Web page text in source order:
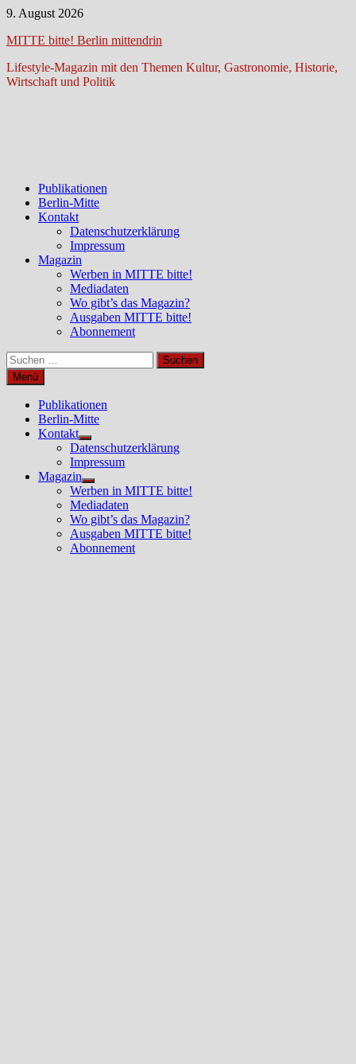
Zum
springen
9. August 2026
MITTE bitte! Berlin mittendrin
Lifestyle-Magazin mit den Themen Kultur, Gastronomie, Historie,
Wirtschaft und Politik
Publikationen
Berlin-Mitte
Kontakt
Datenschutzerklärung
Impressum
Magazin
Werben in MITTE bitte!
Mediadaten
Wo gibt’s das Magazin?
Ausgaben MITTE bitte!
Abonnement
Suchen
nach:
Menü
Publikationen
Berlin-Mitte
Kontakt
Untermenü
anzeigen
Datenschutzerklärung
Impressum
Magazin
Untermenü
anzeigen
Werben in MITTE bitte!
Mediadaten
Wo gibt’s das Magazin?
Ausgaben MITTE bitte!
Abonnement